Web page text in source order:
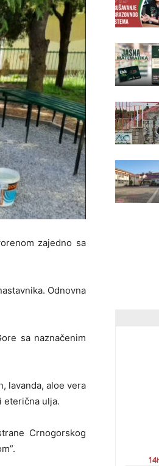
zajedno sa
Odnovna
sa naznačenim
lavanda, aloe vera
eterična ulja.
Crnogorskog
14